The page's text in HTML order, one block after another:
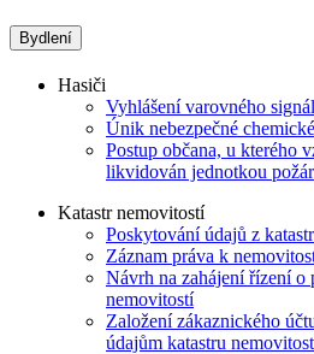
Bydlení
Hasiči
Vyhlášení varovného
Únik nebezpečné
Postup občana, u kterého
likvidován jednotkou
Katastr nemovitostí
Poskytování údajů z
Záznam práva k
Návrh na zahájení řízení o
nemovitostí
Založení zákaznického
údajům katastru